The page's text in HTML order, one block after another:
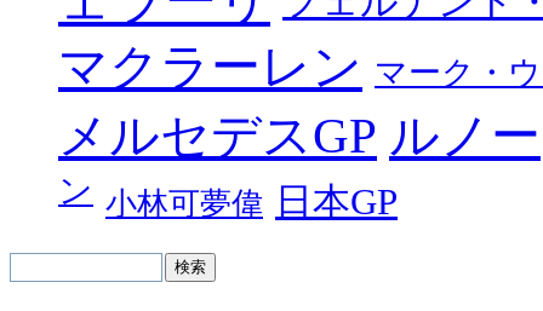
マクラーレン マーク・
メルセデスGP ルノー
ン 小林可夢偉 日本GP